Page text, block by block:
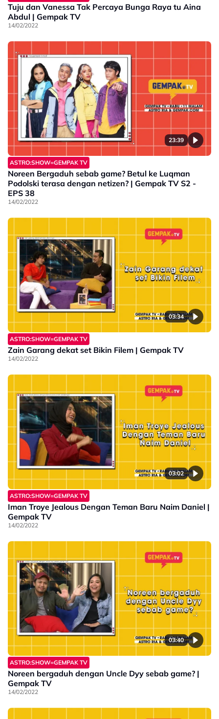
Tuju dan Vanessa Tak Percaya Bunga Raya tu Aina
Abdul | Gempak TV
14/02/2022
23:39
ASTRO:SHOW=GEMPAK TV
Noreen Bergaduh sebab game? Betul ke Luqman
Podolski terasa dengan netizen? | Gempak TV S2 -
EPS 38
14/02/2022
03:34
ASTRO:SHOW=GEMPAK TV
Zain Garang dekat set Bikin Filem | Gempak TV
14/02/2022
03:02
ASTRO:SHOW=GEMPAK TV
Iman Troye Jealous Dengan Teman Baru Naim Daniel |
Gempak TV
14/02/2022
03:40
ASTRO:SHOW=GEMPAK TV
Noreen bergaduh dengan Uncle Dyy sebab game? |
Gempak TV
14/02/2022